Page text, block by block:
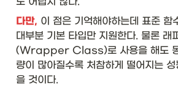
p
pl
y(
T
t1
,
T
다만, 이 점은 기억해야하는데 표준 함
대부분 기본 타입만 지원한다. 물론 래
(Wrapper Class)로 사용을 해도 동
량이 많아질수록 처참하게 떨어지는
을 것이다.